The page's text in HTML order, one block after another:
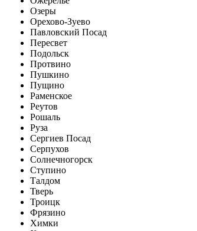
Озеры
Орехово-Зуево
Павловский Посад
Пересвет
Подольск
Протвино
Пушкино
Пущино
Раменское
Реутов
Рошаль
Руза
Сергиев Посад
Серпухов
Солнечногорск
Ступино
Талдом
Тверь
Троицк
Фрязино
Химки